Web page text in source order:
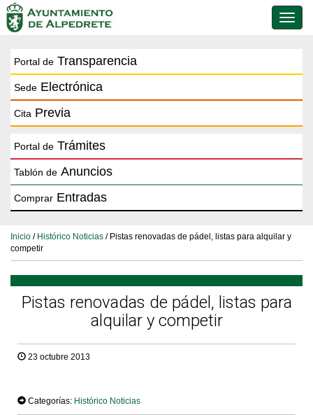
de
Portal de Transparencia
Sede Electrónica
Cita Previa
Portal de Trámites
Tablón de Anuncios
Comprar Entradas
Inicio / Histórico Noticias / Pistas renovadas de pádel, listas para alquilar y
competir
Pistas renovadas de pádel, listas para
alquilar y competir
23 octubre 2013
Categorías: Histórico Noticias